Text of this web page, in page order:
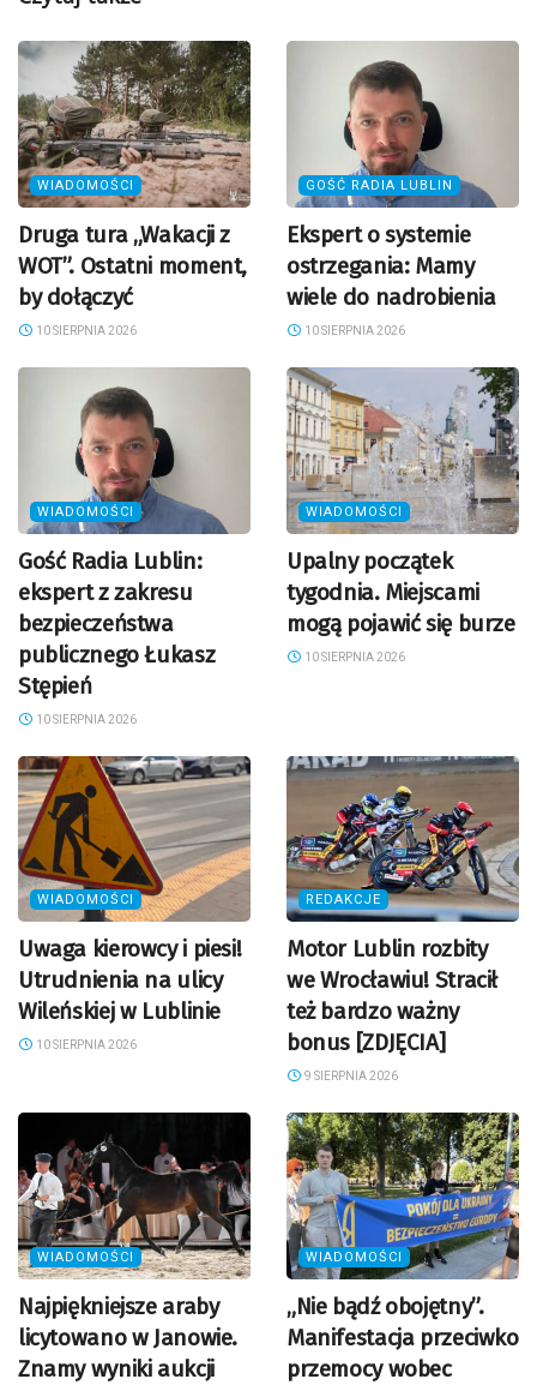
WIADOMOŚCI
Druga tura „Wakacji z
WOT”. Ostatni moment,
by dołączyć
10 SIERPNIA 2026
GOŚĆ RADIA LUBLIN
Ekspert o systemie
ostrzegania: Mamy
wiele do nadrobienia
10 SIERPNIA 2026
WIADOMOŚCI
Gość Radia Lublin:
ekspert z zakresu
bezpieczeństwa
publicznego Łukasz
Stępień
10 SIERPNIA 2026
WIADOMOŚCI
Upalny początek
tygodnia. Miejscami
mogą pojawić się burze
10 SIERPNIA 2026
WIADOMOŚCI
Uwaga kierowcy i piesi!
Utrudnienia na ulicy
Wileńskiej w Lublinie
10 SIERPNIA 2026
REDAKCJE
Motor Lublin rozbity
we Wrocławiu! Stracił
też bardzo ważny
bonus [ZDJĘCIA]
9 SIERPNIA 2026
WIADOMOŚCI
Najpiękniejsze araby
licytowano w Janowie.
Znamy wyniki aukcji
WIADOMOŚCI
„Nie bądź obojętny”.
Manifestacja przeciwko
przemocy wobec